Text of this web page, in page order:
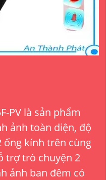
PV là sản phẩm
ảnh toàn diện, độ
ống kính trên cùng
trợ trò chuyện 2
ảnh ban đêm có